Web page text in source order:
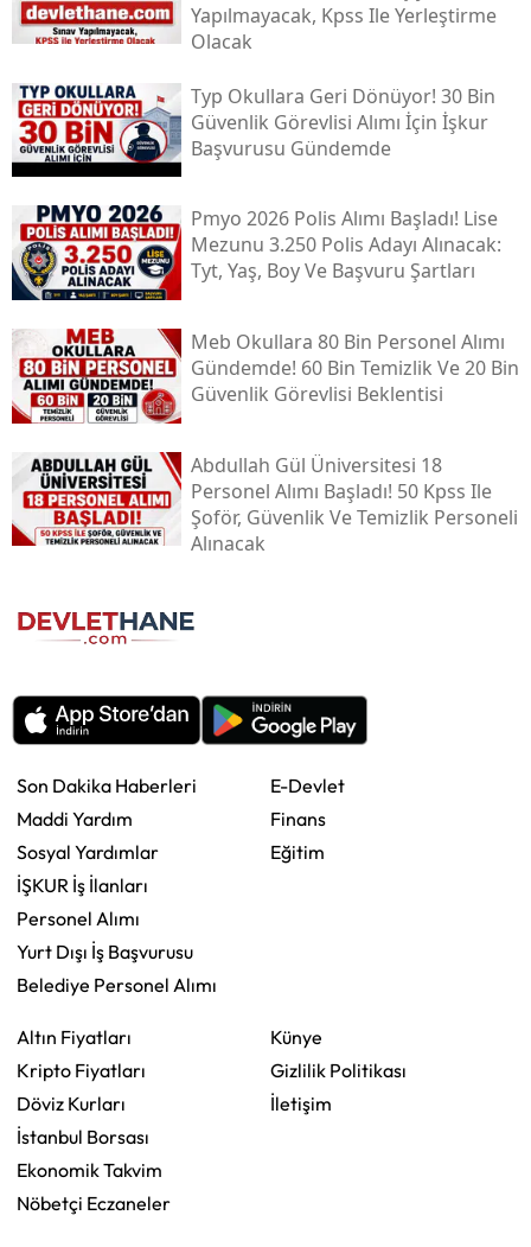
Yapılmayacak, Kpss Ile Yerleştirme
Olacak
Typ Okullara Geri Dönüyor! 30 Bin
Güvenlik Görevlisi Alımı İçin İşkur
Başvurusu Gündemde
Pmyo 2026 Polis Alımı Başladı! Lise
Mezunu 3.250 Polis Adayı Alınacak:
Tyt, Yaş, Boy Ve Başvuru Şartları
Meb Okullara 80 Bin Personel Alımı
Gündemde! 60 Bin Temizlik Ve 20 Bin
Güvenlik Görevlisi Beklentisi
Abdullah Gül Üniversitesi 18
Personel Alımı Başladı! 50 Kpss Ile
Şoför, Güvenlik Ve Temizlik Personeli
Alınacak
Son Dakika Haberleri
Maddi Yardım
Sosyal Yardımlar
İŞKUR İş İlanları
Personel Alımı
Yurt Dışı İş Başvurusu
Belediye Personel Alımı
E-Devlet
Finans
Eğitim
Altın Fiyatları
Kripto Fiyatları
Döviz Kurları
İstanbul Borsası
Ekonomik Takvim
Nöbetçi Eczaneler
Künye
Gizlilik Politikası
İletişim